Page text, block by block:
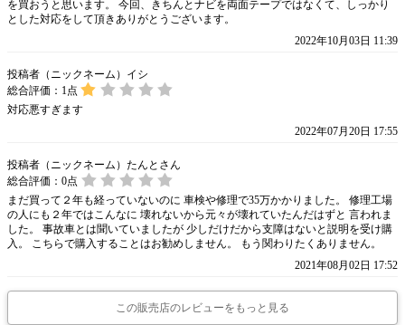
を買おうと思います。 今回、きちんとナビを両面テープではなくて、しっかり
とした対応をして頂きありがとうございます。
2022年10月03日 11:39
投稿者（ニックネーム）イシ
総合評価： 1点
対応悪すぎます
2022年07月20日 17:55
投稿者（ニックネーム）たんとさん
総合評価： 0点
まだ買って２年も経っていないのに 車検や修理で35万かかりました。 修理工場
の人にも２年ではこんなに 壊れないから元々が壊れていたんだはずと 言われま
した。 事故車とは聞いていましたが 少しだけだから支障はないと説明を受け購
入。 こちらで購入することはお勧めしません。 もう関わりたくありません。
2021年08月02日 17:52
この販売店のレビューをもっと見る